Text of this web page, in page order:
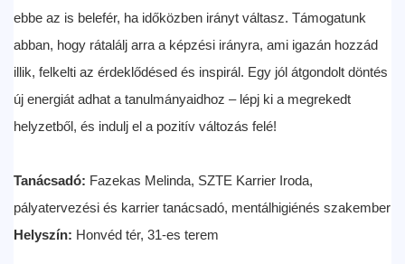
ebbe az is belefér, ha időközben irányt váltasz. Támogatunk
abban, hogy rátalálj arra a képzési irányra, ami igazán hozzád
illik, felkelti az érdeklődésed és inspirál. Egy jól átgondolt döntés
új energiát adhat a tanulmányaidhoz – lépj ki a megrekedt
helyzetből, és indulj el a pozitív változás felé!
Tanácsadó: Fazekas Melinda, SZTE Karrier Iroda,
pályatervezési és karrier tanácsadó, mentálhigiénés szakember
Helyszín: Honvéd tér, 31-es terem